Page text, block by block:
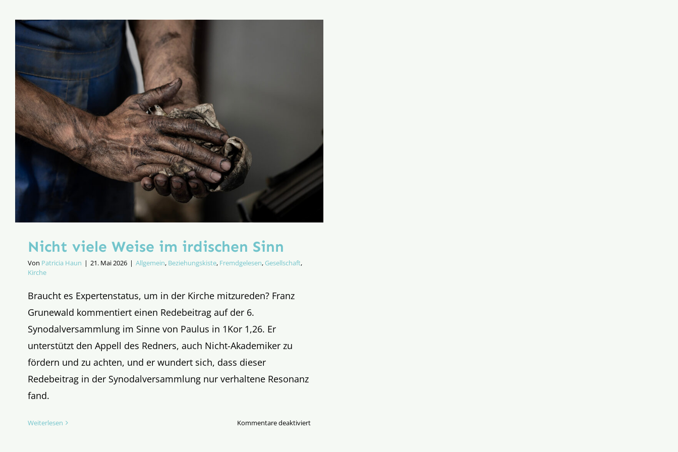
Nicht viele Weise im irdischen Sinn
Von Patricia Haun | 21. Mai 2026 | Allgemein, Beziehungskiste, Fremdgelesen,Gesellschaft,
Kirche
Braucht es Expertenstatus, um in der Kirche mitzureden? Franz
Grunewald kommentiert einen Redebeitrag auf der 6.
Synodalversammlung im Sinne von Paulus in 1Kor 1,26. Er
unterstützt den Appell des Redners, auch Nicht-Akademiker zu
fördern und zu achten, und er wundert sich, dass dieser
Redebeitrag in der Synodalversammlung nur verhaltene Resonanz
fand.
Weiterlesen Kommentare deaktiviertfür